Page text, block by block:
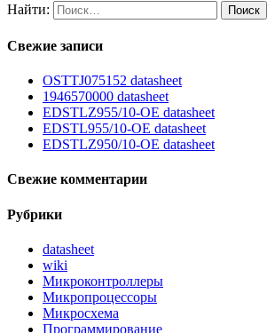
Найти:
Свежие записи
OSTTJ075152 datasheet
1946570000 datasheet
EDSTLZ955/10-OE datasheet
EDSTL955/10-OE datasheet
EDSTLZ950/10-OE datasheet
Свежие комментарии
Рубрики
datasheet
wiki
Микроконтроллеры
Микропроцессоры
Микросхема
Программирование